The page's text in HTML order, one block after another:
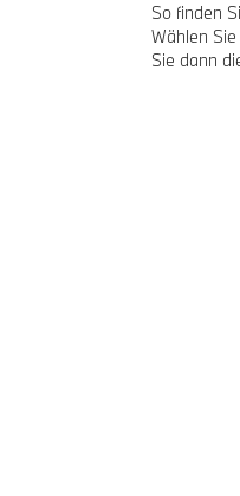
So finden
Wählen
Sie dann